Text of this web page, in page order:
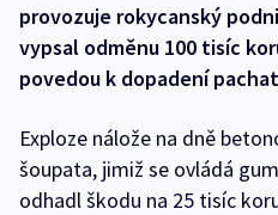
provozuje rokycanský
vypsal odměnu 100 tisíc
povedou k dopadení
Exploze nálože na dně
šoupata, jimiž se ovládá
odhadl škodu na 25 tisíc